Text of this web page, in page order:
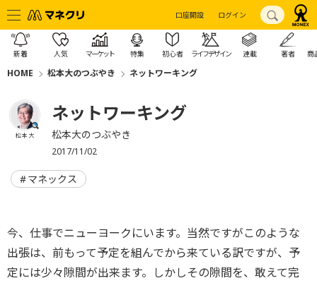
口座開設 ログイン
新着 人気 マーケット 特集 初心者 ライフデザイン 連載 著者 商
HOME 松本大のつぶやき ネットワーキング
松本 大
ネットワーキング
松本大のつぶやき
2017/11/02
マネックス
今、仕事でニューヨークにいます。当然ですがこのような
出張は、前もって予定を組んでから来ている訳ですが、予
定には少々隙間が出来ます。しかしその隙間を、敢えて完